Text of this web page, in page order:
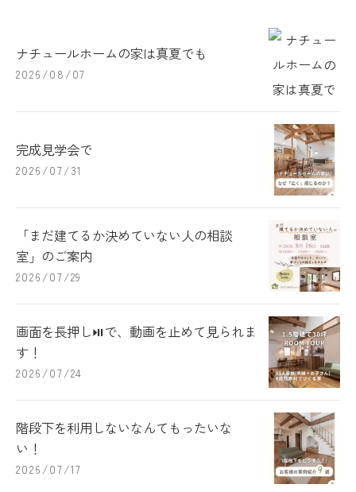
ナチュールホームの家は真夏でも
2026/08/07
完成見学会で
2026/07/31
「まだ建てるか決めていない人の相談
室」のご案内
2026/07/29
画面を長押し⏯で、動画を止めて見られま
す！
2026/07/24
階段下を利用しないなんてもったいな
い！
2026/07/17